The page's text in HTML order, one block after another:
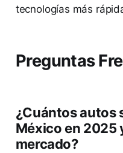
tecnologías más
Preguntas
¿Cuántos autos
México en 2025
mercado?